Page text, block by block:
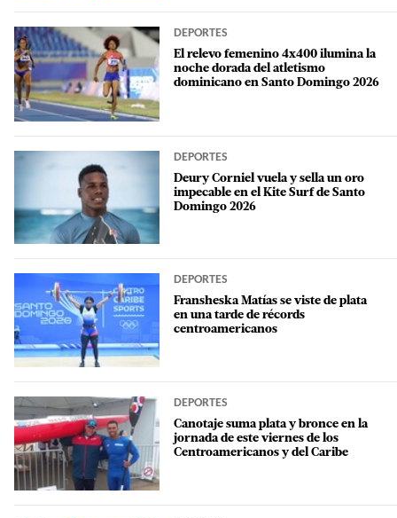
DEPORTES
El relevo femenino 4x400 ilumina la
noche dorada del atletismo
dominicano en Santo Domingo 2026
DEPORTES
Deury Corniel vuela y sella un oro
impecable en el Kite Surf de Santo
Domingo 2026
DEPORTES
Fransheska Matías se viste de plata
en una tarde de récords
centroamericanos
DEPORTES
Canotaje suma plata y bronce en la
jornada de este viernes de los
Centroamericanos y del Caribe